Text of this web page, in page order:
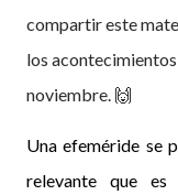
compartir este
los
noviembre. 🙌
Una efeméride se
relevante que es